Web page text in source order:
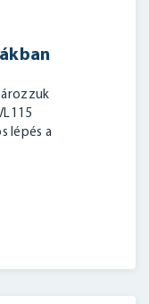
lépés a